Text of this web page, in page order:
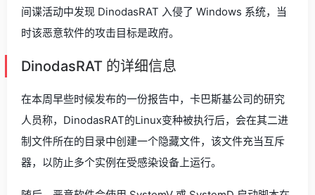
间谍活动中发现 DinodasRAT 入侵了 Windows 系统，当
时该恶意软件的攻击目标是政府。
DinodasRAT 的详细信息
在本周早些时候发布的一份报告中，卡巴斯基公司的研究
人员称，DinodasRAT的Linux变种被执行后，会在其二进
制文件所在的目录中创建一个隐藏文件，该文件充当互斥
器，以防止多个实例在受感染设备上运行。